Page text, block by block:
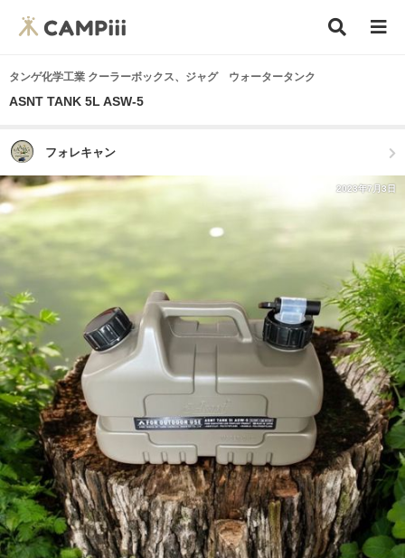
タンゲ化学工業 クーラーボックス、ジャグ ウォータータンク
ASNT TANK 5L ASW-5
フォレキャン
2023年7月3日